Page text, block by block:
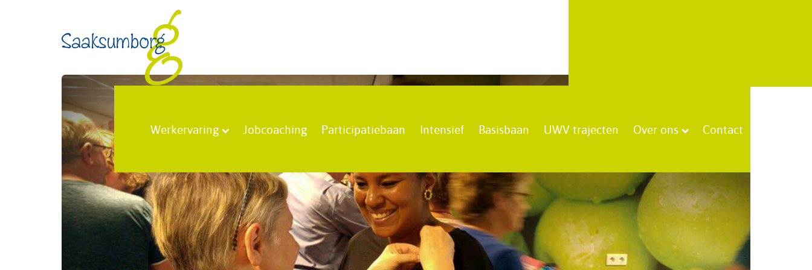
Werkervaring Jobcoaching Participatiebaan Intensief Basisbaan UWV trajecten Over ons Contact